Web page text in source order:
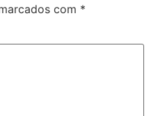
com *